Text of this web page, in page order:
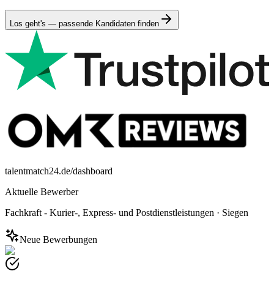
Los geht's — passende Kandidaten finden
talentmatch24.de/dashboard
Aktuelle Bewerber
Fachkraft - Kurier-, Express- und Postdienstleistungen · Siegen
Neue Bewerbungen